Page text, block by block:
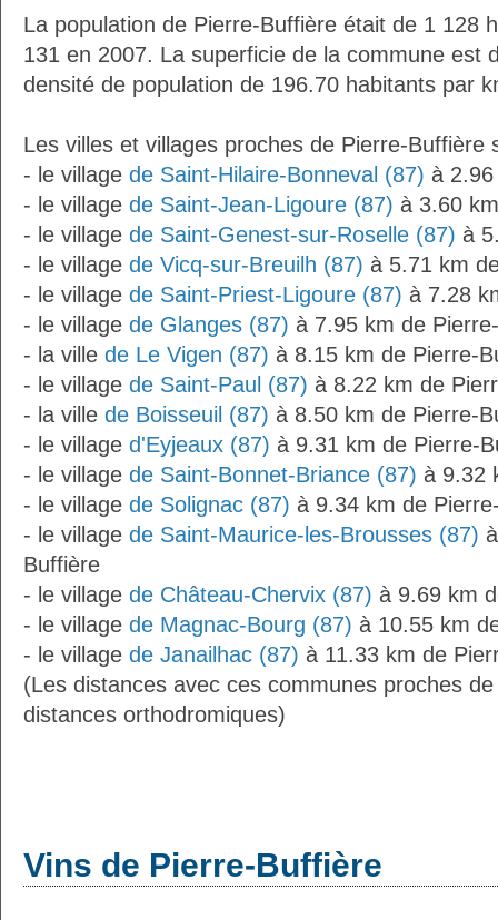
La population de Pierre-Buffière était de 1 128
131 en 2007. La superficie de la commune est
densité de population de 196.70 habitants par
Les villes et villages proches de Pierre-Buffière
- le village de Saint-Hilaire-Bonneval (87) à
- le village de Saint-Jean-Ligoure (87) à 3.60
- le village de Saint-Genest-sur-Roselle (87) à
- le village de Vicq-sur-Breuilh (87) à 5.71 km
- le village de Saint-Priest-Ligoure (87) à 7.28
- le village de Glanges (87) à 7.95 km de
- la ville de Le Vigen (87) à 8.15 km de Pierre-
- le village de Saint-Paul (87) à 8.22 km de
- la ville de Boisseuil (87) à 8.50 km de Pierre-
- le village d'Eyjeaux (87) à 9.31 km de Pierre-
- le village de Saint-Bonnet-Briance (87) à 9.32
- le village de Solignac (87) à 9.34 km de
- le village de Saint-Maurice-les-Brousses (87)
Buffière
- le village de Château-Chervix (87) à 9.69 km
- le village de Magnac-Bourg (87) à 10.55 km
- le village de Janailhac (87) à 11.33 km de
(Les distances avec ces communes proches
distances orthodromiques)
Vins de Pierre-Buffière